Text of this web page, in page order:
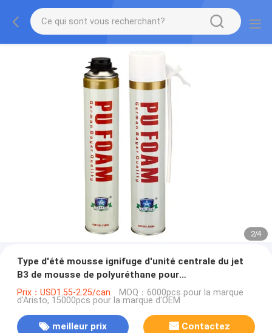
2/4
Type d'été mousse ignifuge d'unité centrale du jet
B3 de mousse de polyuréthane pour
l'isolation/cachetage
Prix：USD1.55-2.25/can MOQ：6000pcs pour la marque
d'Aristo, 15000pcs pour la marque d'OEM
meilleur prix Contactez